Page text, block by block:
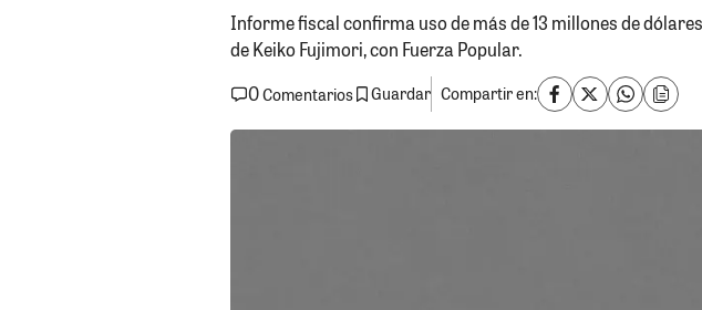
Informe fiscal confirma uso de más de 13 millones de
de Keiko Fujimori, con Fuerza Popular.
0Comentarios Guardar Compartir en: